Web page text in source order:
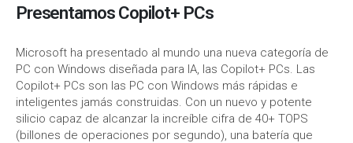
Presentamos Copilot+ PCs
Microsoft ha presentado al mundo una nueva categoría de
PC con Windows diseñada para IA, las Copilot+ PCs. Las
Copilot+ PCs son las PC con Windows más rápidas e
inteligentes jamás construidas. Con un nuevo y potente
silicio capaz de alcanzar la increíble cifra de 40+ TOPS
(billones de operaciones por segundo), una batería que